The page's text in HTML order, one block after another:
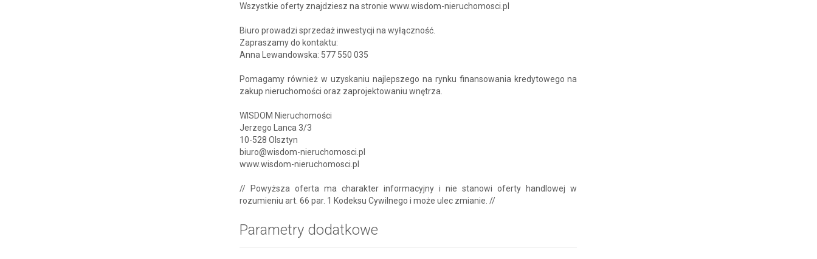
Wszystkie oferty znajdziesz na stronie www.wisdom-nieruchomosci.pl
Biuro prowadzi sprzedaż inwestycji na wyłączność.
Zapraszamy do kontaktu:
Anna Lewandowska: 577 550 035
Pomagamy również w uzyskaniu najlepszego na rynku finansowania kredytowego na
zakup nieruchomości oraz zaprojektowaniu wnętrza.
WISDOM Nieruchomości
Jerzego Lanca 3/3
10-528 Olsztyn
biuro@wisdom-nieruchomosci.pl
www.wisdom-nieruchomosci.pl
// Powyższa oferta ma charakter informacyjny i nie stanowi oferty handlowej w
rozumieniu art. 66 par. 1 Kodeksu Cywilnego i może ulec zmianie. //
Parametry dodatkowe